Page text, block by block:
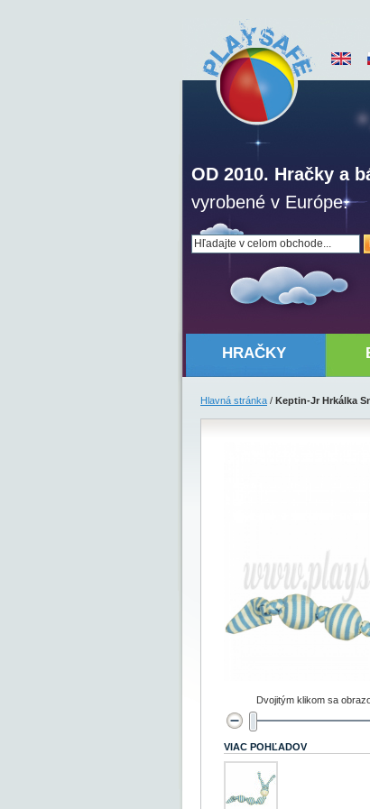
OD 2010. Hračky a
vyrobené v Európe.
HRAČKY
Hlavná stránka / Keptin-Jr Hrkálka
Dvojitým klikom sa
VIAC POHĽADOV